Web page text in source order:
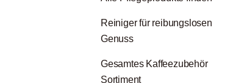
Reiniger für reibungslosen
Genuss
Gesamtes Kaffeezubehör
Sortiment